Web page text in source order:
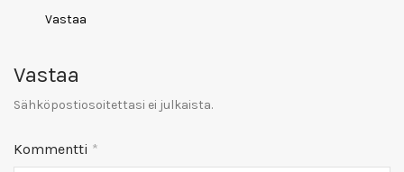
Vastaa
Vastaa
Sähköpostiosoitettasi ei julkaista.
Kommentti *